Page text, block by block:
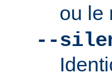
ou le
--